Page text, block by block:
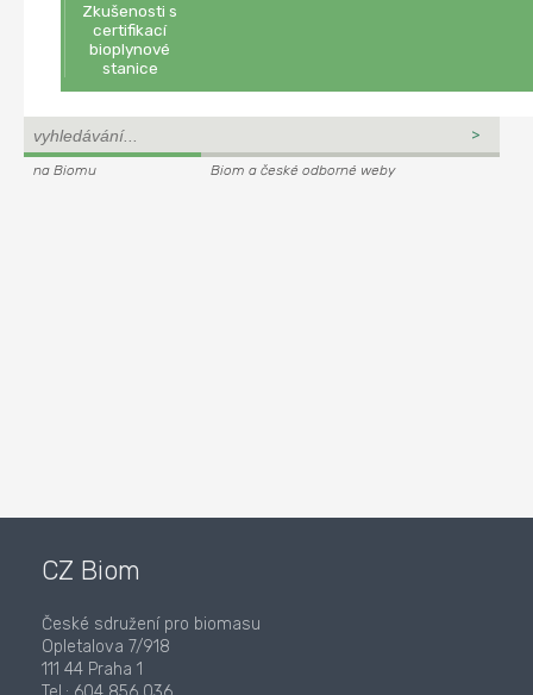
Zkušenosti s
certifikací
bioplynové
stanice
na Biomu Biom a české odborné weby
CZ Biom
České sdružení pro biomasu
Opletalova 7/918
111 44 Praha 1